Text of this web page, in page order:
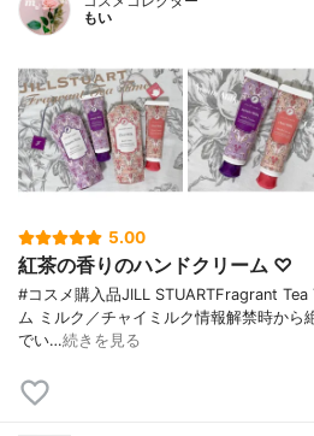
もい
5.00
紅茶の香りのハンドクリーム ♡
#コスメ購入品JILL STUARTFragrant
ム ミルク／チャイミルク情報解禁時から
でい…続きを見る